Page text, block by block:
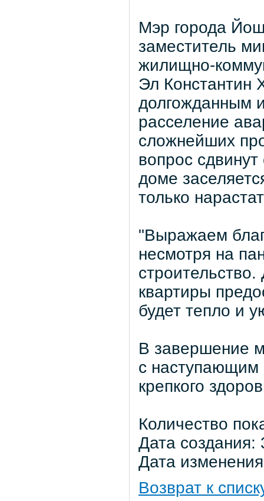
Мэр города
заместитель
жилищно-
Эл Константин
долгожданным
расселение
сложнейших
вопрос
доме
только
"Выражаем
несмотря на
квартиры
будет тепло и
В завершение
с наступающим
крепкого
Количество
Дата
Дата
Возврат к